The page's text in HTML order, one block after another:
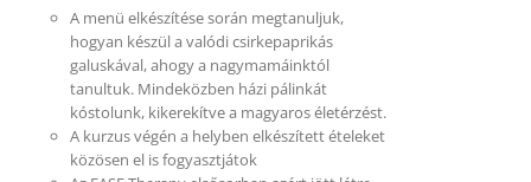
A menü elkészítése során megtanuljuk,
hogyan készül a valódi csirkepaprikás
galuskával, ahogy a nagymamáinktól
tanultuk. Mindeközben házi pálinkát
kóstolunk, kikerekítve a magyaros életérzést.
A kurzus végén a helyben elkészített ételeket
közösen el is fogyasztjátok